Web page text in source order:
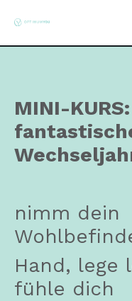
MINI-KURS:
nimm dein
Hand, lege
fühle dich